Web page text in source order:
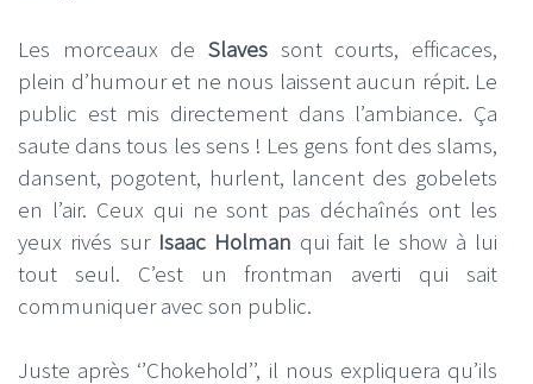
Les morceaux de Slaves sont courts, efficaces,
plein d’humour et ne nous laissent aucun répit. Le
public est mis directement dans l’ambiance. Ça
saute dans tous les sens ! Les gens font des slams,
dansent, pogotent, hurlent, lancent des gobelets
en l’air. Ceux qui ne sont pas déchaînés ont les
yeux rivés sur Isaac Holman qui fait le show à lui
tout seul. C’est un frontman averti qui sait
communiquer avec son public.
Juste après ‘’Chokehold’’, il nous expliquera qu’ils